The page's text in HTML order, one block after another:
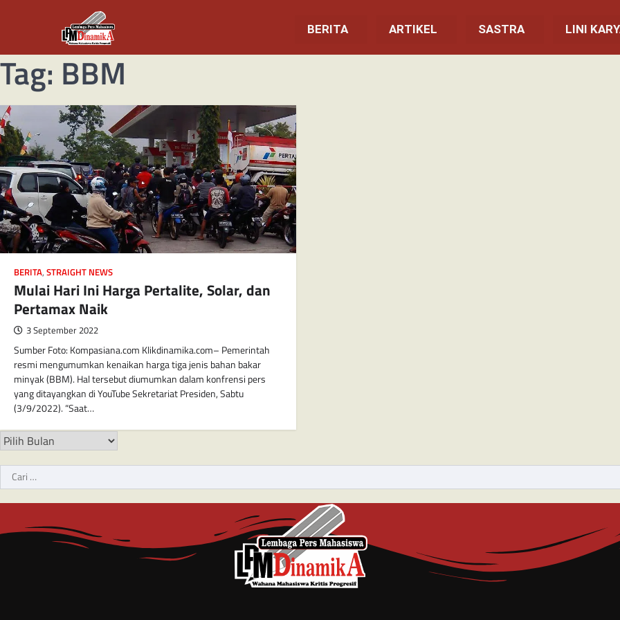
BERITA ARTIKEL SASTRA LINI
Tag: BBM
BERITA, STRAIGHT NEWS
Mulai Hari Ini Harga Pertalite, Solar, dan
Pertamax Naik
3 September 2022
Sumber Foto: Kompasiana.com Klikdinamika.com– Pemerintah
resmi mengumumkan kenaikan harga tiga jenis bahan bakar
minyak (BBM). Hal tersebut diumumkan dalam konfrensi pers
yang ditayangkan di YouTube Sekretariat Presiden, Sabtu
(3/9/2022). “Saat…